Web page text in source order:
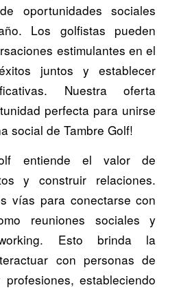
oportunidades sociales
Los golfistas pueden
estimulantes en el
juntos y establecer
Nuestra oferta
perfecta para unirse
social de Tambre Golf!
entiende el valor de
y construir relaciones.
vías para conectarse con
reuniones sociales y
Esto brinda la
con personas de
estableciendo